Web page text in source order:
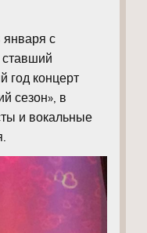
с
год концерт
сезон», в
и вокальные